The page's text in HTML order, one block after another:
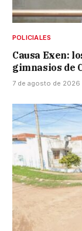
POLICIALES
Causa Exen:
gimnasios de
7 de agosto de 2026